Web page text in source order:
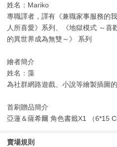
姓名：Mariko
專職譯者，譯有《兼職家事服務的
人所喜愛》系列、《地獄模式 ～喜
的異世界成為無雙～》 系列
繪者簡介
姓名：藻
為社群網路遊戲、小說等繪製插圖的
首刷贈品簡介
亞蓮＆薩希爾 角色書籤X1 （6*15
賣場規則